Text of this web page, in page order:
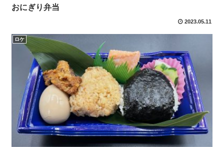
おにぎり弁当
2023.05.11
ロケ